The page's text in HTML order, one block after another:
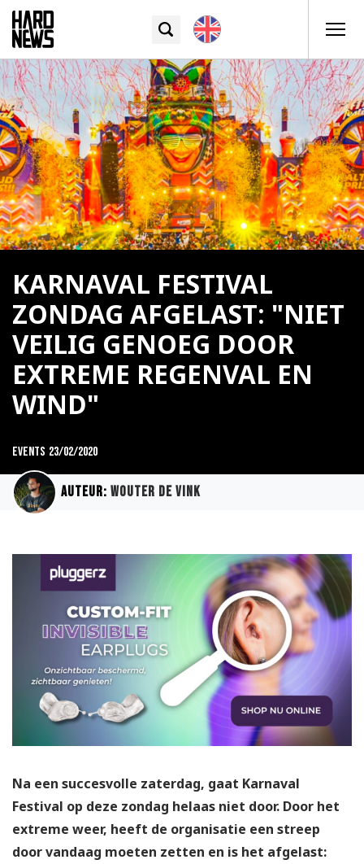
KARNAVAL FESTIVAL
ZONDAG AFGELAST: "NIET
VEILIG GENOEG DOOR
EXTREME REGENVAL EN
WIND"
Events 23/02/2020
Auteur: Wouter de Vink
Na een succesvolle zaterdag, gaat Karnaval
Festival op deze zondag helaas niet door. Door het
extreme weer, heeft de organisatie een streep
door vandaag moeten zetten en is het afgelast: